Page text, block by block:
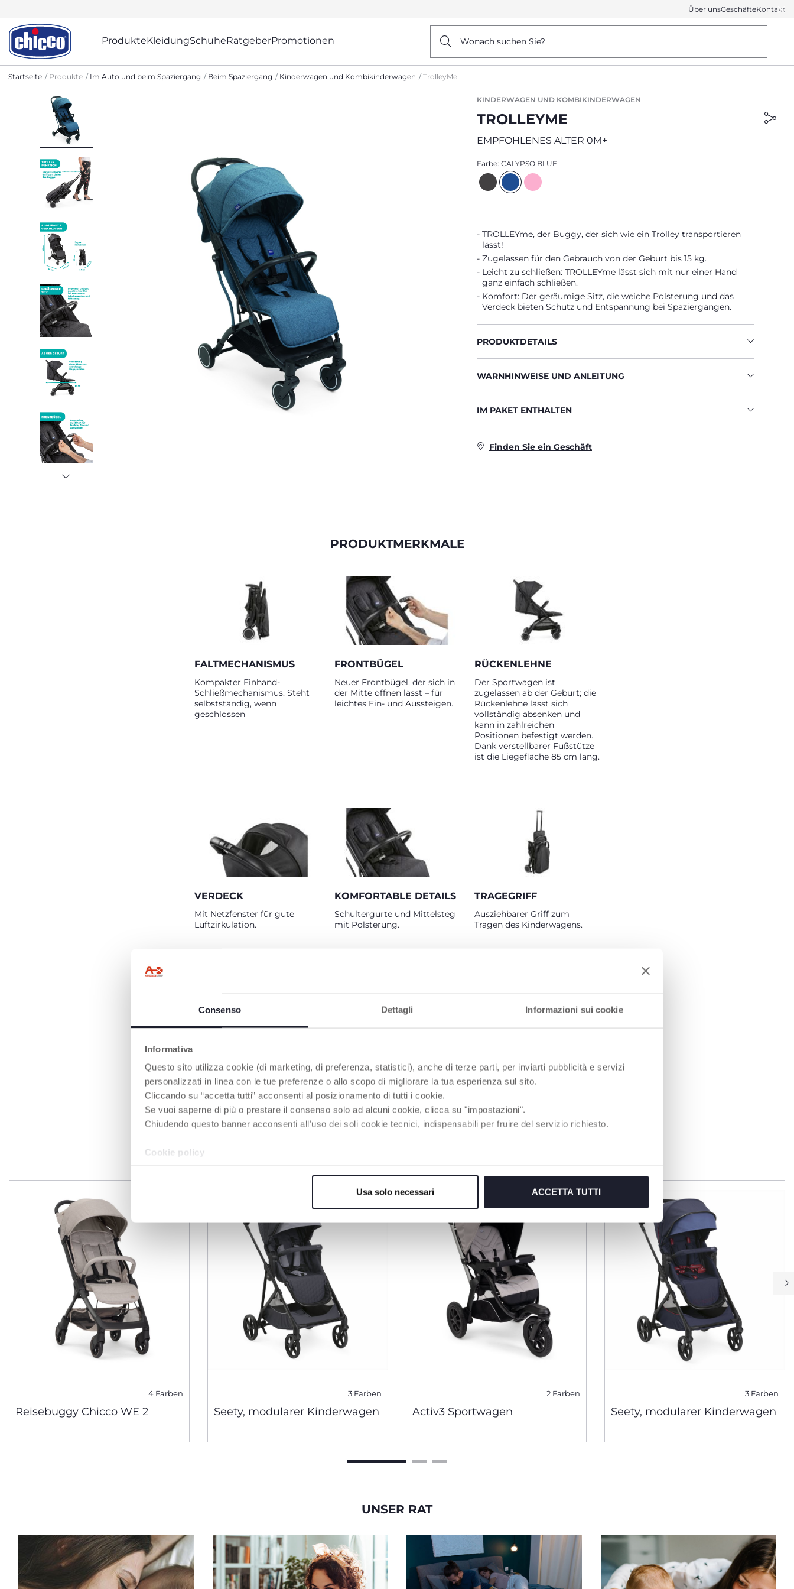
Consenso Dettagli Informazioni sui cookie
Informativa
Questo sito utilizza cookie (di marketing, di preferenza, statistici), anche di terze parti, per inviarti pubblicità e servizi
personalizzati in linea con le tue preferenze o allo scopo di migliorare la tua esperienza sul sito.
Cliccando su “accetta tutti” acconsenti al posizionamento di tutti i cookie.
Se vuoi saperne di più o prestare il consenso solo ad alcuni cookie, clicca su "impostazioni".
Chiudendo questo banner acconsenti all’uso dei soli cookie tecnici, indispensabili per fruire del servizio richiesto.
Cookie policy
Usa solo necessari ACCETTA TUTTI
Über unsGeschäfteKontakt
ProdukteKleidungSchuheRatgeberPromotionen Wonach suchen Sie?
Startseite Produkte Im Auto und beim Spaziergang Beim Spaziergang Kinderwagen und Kombikinderwagen TrolleyMe
KINDERWAGEN UND KOMBIKINDERWAGEN
TROLLEYME
EMPFOHLENES ALTER 0M+
Farbe: CALYPSO BLUE
TROLLEYme, der Buggy, der sich wie ein Trolley transportieren
lässt!
Zugelassen für den Gebrauch von der Geburt bis 15 kg.
Leicht zu schließen: TROLLEYme lässt sich mit nur einer Hand
ganz einfach schließen.
Komfort: Der geräumige Sitz, die weiche Polsterung und das
Verdeck bieten Schutz und Entspannung bei Spaziergängen.
PRODUKTDETAILS
WARNHINWEISE UND ANLEITUNG
IM PAKET ENTHALTEN
Finden Sie ein Geschäft
PRODUKTMERKMALE
FALTMECHANISMUS
Kompakter Einhand-
Schließmechanismus. Steht
selbstständig, wenn
geschlossen
FRONTBÜGEL
Neuer Frontbügel, der sich in
der Mitte öffnen lässt – für
leichtes Ein- und Aussteigen.
RÜCKENLEHNE
Der Sportwagen ist
zugelassen ab der Geburt; die
Rückenlehne lässt sich
vollständig absenken und
kann in zahlreichen
Positionen befestigt werden.
Dank verstellbarer Fußstütze
ist die Liegefläche 85 cm lang.
VERDECK
Mit Netzfenster für gute
Luftzirkulation.
KOMFORTABLE DETAILS
Schultergurte und Mittelsteg
mit Polsterung.
TRAGEGRIFF
Ausziehbarer Griff zum
Tragen des Kinderwagens.
REGENSCHUTZ
Der Regenschutz ist im
Lieferumfang enthalten.
4 Farben
Reisebuggy Chicco WE 2
3 Farben
Seety, modularer Kinderwagen
2 Farben
Activ3 Sportwagen
3 Farben
Seety, modularer Kinderwagen
UNSER RAT